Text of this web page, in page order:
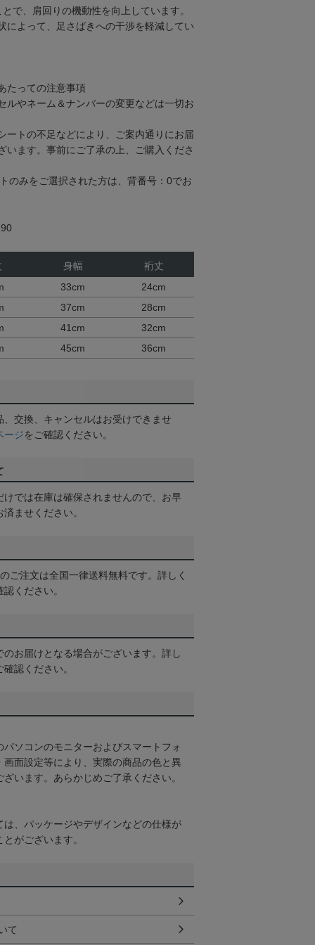
で、肩回りの機動性を向上しています。
によって、足さばきへの干渉を軽減してい
たっての注意事項
ルやネーム＆ナンバーの変更などは一切お
ートの不足などにより、ご案内通りにお届
います。事前にご了承の上、ご購入くださ
のみをご選択された方は、背番号：0でお
身幅
裄丈
33cm
24cm
37cm
28cm
41cm
32cm
45cm 36cm
交換、キャンセルはお受けできませ
ージをご確認ください。
けでは在庫は確保されませんので、お早
ませください。
ご注文は全国一律送料無料です。詳しく
認ください。
お届けとなる場合がございます。詳し
確認ください。
ソコンのモニターおよびスマートフォ
画面設定等により、実際の商品の色と異
います。あらかじめご了承ください。
は、パッケージやデザインなどの仕様が
がございます。
て